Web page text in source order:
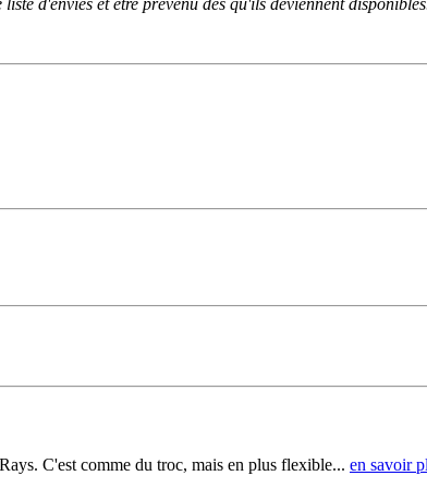
d'envies et être prévenu dès qu'ils deviennent
C'est comme du troc, mais en plus flexible... en savoir